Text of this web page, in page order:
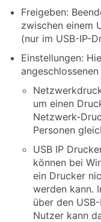
Freigeben:
zwischen einem
(nur im USB-IP-
Einstellungen:
um einen
Netzwerk-
Personen
USB IP
können bei
ein Drucker
werden kann.
über den
Nutzer kann